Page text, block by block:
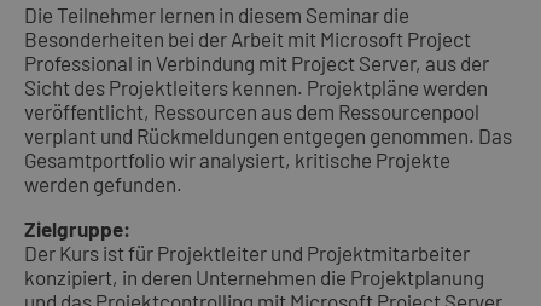
Die Teilnehmer lernen in diesem Seminar die
Besonderheiten bei der Arbeit mit Microsoft Project
Professional in Verbindung mit Project Server, aus der
Sicht des Projektleiters kennen. Projektpläne werden
veröffentlicht, Ressourcen aus dem Ressourcenpool
verplant und Rückmeldungen entgegen genommen. Das
Gesamtportfolio wir analysiert, kritische Projekte
werden gefunden.
Zielgruppe:
Der Kurs ist für Projektleiter und Projektmitarbeiter
konzipiert, in deren Unternehmen die Projektplanung